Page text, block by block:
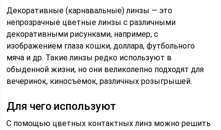
Декоративные (карнавальные) линзы — это
непрозрачные цветные линзы с различными
декоративными рисунками, например, с
изображением глаза кошки, доллара, футбольного
мяча и др. Такие линзы редко используют в
обыденной жизни, но они великолепно подходят для
вечеринок, киносъёмок, различных розыгрышей.
Для чего используют
С помощью цветных контактных линз можно решить